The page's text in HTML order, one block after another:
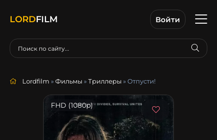
LORDFILM Войти
Lordfilm »Фильмы »Триллеры » Отпусти!
FHD (1080p)